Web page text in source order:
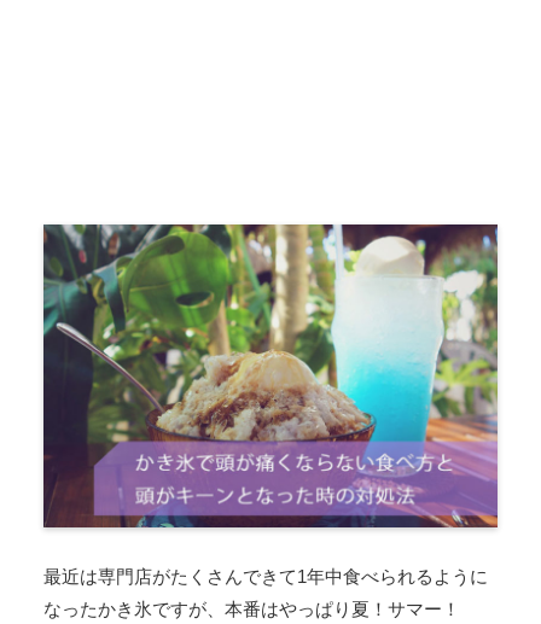
最近は専門店がたくさんできて1年中食べられるように
なったかき氷ですが、本番はやっぱり夏！サマー！